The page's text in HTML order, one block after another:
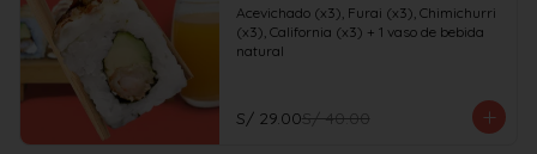
Acevichado (x3), Furai (x3), Chimichurri
(x3), California (x3) + 1 vaso de bebida
natural
S/ 29.00S/ 40.00